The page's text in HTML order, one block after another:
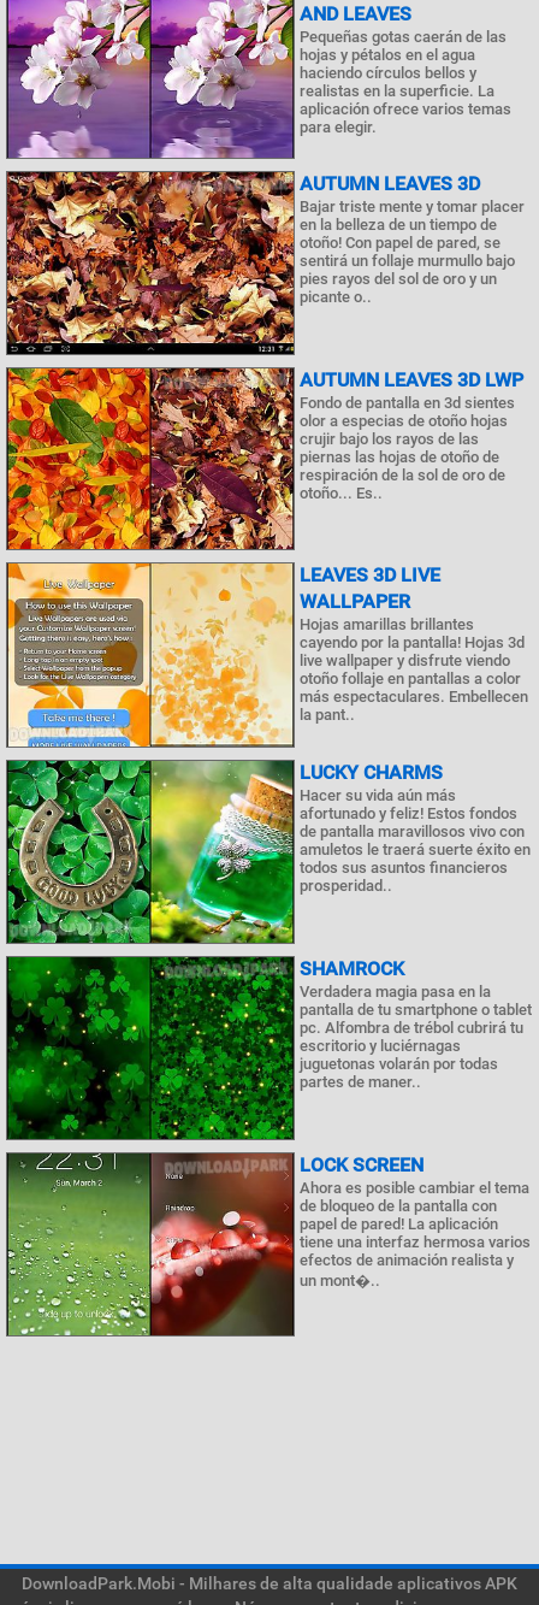
AND LEAVES
Pequeñas gotas caerán de las
hojas y pétalos en el agua
haciendo círculos bellos y
realistas en la superficie. La
aplicación ofrece varios temas
para elegir.
AUTUMN LEAVES 3D
Bajar triste mente y tomar placer
en la belleza de un tiempo de
otoño! Con papel de pared, se
sentirá un follaje murmullo bajo
pies rayos del sol de oro y un
picante o..
AUTUMN LEAVES 3D LWP
Fondo de pantalla en 3d sientes
olor a especias de otoño hojas
crujir bajo los rayos de las
piernas las hojas de otoño de
respiración de la sol de oro de
otoño... Es..
LEAVES 3D LIVE
WALLPAPER
Hojas amarillas brillantes
cayendo por la pantalla! Hojas 3d
live wallpaper y disfrute viendo
otoño follaje en pantallas a color
más espectaculares. Embellecen
la pant..
LUCKY CHARMS
Hacer su vida aún más
afortunado y feliz! Estos fondos
de pantalla maravillosos vivo con
amuletos le traerá suerte éxito en
todos sus asuntos financieros
prosperidad..
SHAMROCK
Verdadera magia pasa en la
pantalla de tu smartphone o tablet
pc. Alfombra de trébol cubrirá tu
escritorio y luciérnagas
juguetonas volarán por todas
partes de maner..
LOCK SCREEN
Ahora es posible cambiar el tema
de bloqueo de la pantalla con
papel de pared! La aplicación
tiene una interfaz hermosa varios
efectos de animación realista y
un mont�..
DownloadPark.Mobi - Milhares de alta qualidade aplicativos APK